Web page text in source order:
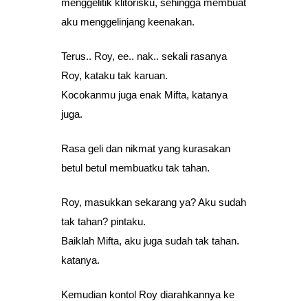
menggelitik klitorisku, sehingga membuat
aku menggelinjang keenakan.
Terus.. Roy, ee.. nak.. sekali rasanya
Roy, kataku tak karuan.
Kocokanmu juga enak Mifta, katanya
juga.
Rasa geli dan nikmat yang kurasakan
betul betul membuatku tak tahan.
Roy, masukkan sekarang ya? Aku sudah
tak tahan? pintaku.
Baiklah Mifta, aku juga sudah tak tahan.
katanya.
Kemudian kontol Roy diarahkannya ke